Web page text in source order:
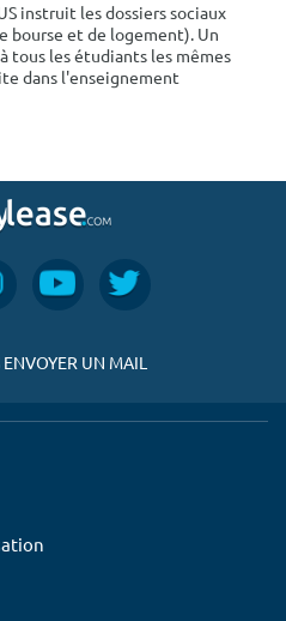
instruit les dossiers sociaux
bourse et de logement). Un
tous les étudiants les mêmes
dans l'enseignement
UN MAIL